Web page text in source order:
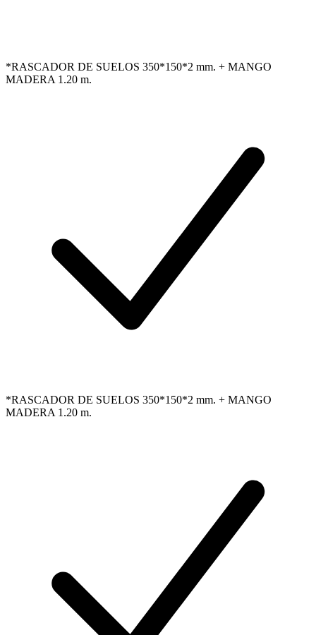
*RASCADOR DE SUELOS 350*150*2 mm. + MANGO
MADERA 1.20 m.
*RASCADOR DE SUELOS 350*150*2 mm. + MANGO
MADERA 1.20 m.